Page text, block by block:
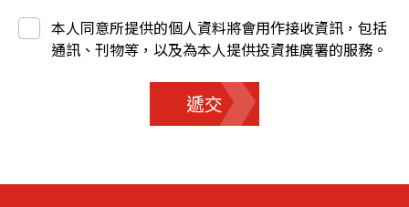
本人同意所提供的個人資料將會用作接收資訊，包括
通訊、刊物等，以及為本人提供投資推廣署的服務。
遞交